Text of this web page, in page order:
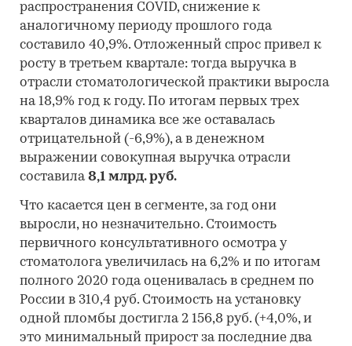
распространения COVID, снижение к
аналогичному периоду прошлого года
составило 40,9%. Отложенный спрос привел к
росту в третьем квартале: тогда выручка в
отрасли стоматологической практики выросла
на 18,9% год к году. По итогам первых трех
кварталов динамика все же оставалась
отрицательной (-6,9%), а в денежном
выражении совокупная выручка отрасли
составила8,1 млрд. руб.
Что касается цен в сегменте, за год они
выросли, но незначительно. Стоимость
первичного консультативного осмотра у
стоматолога увеличилась на 6,2% и по итогам
полного 2020 года оценивалась в среднем по
России в 310,4 руб. Стоимость на установку
одной пломбы достигла 2 156,8 руб. (+4,0%, и
это минимальный прирост за последние два